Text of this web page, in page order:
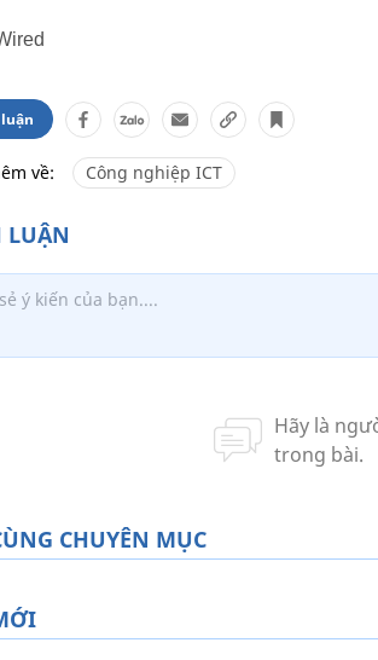
về: Công nghiệp ICT
CHUYÊN MỤC